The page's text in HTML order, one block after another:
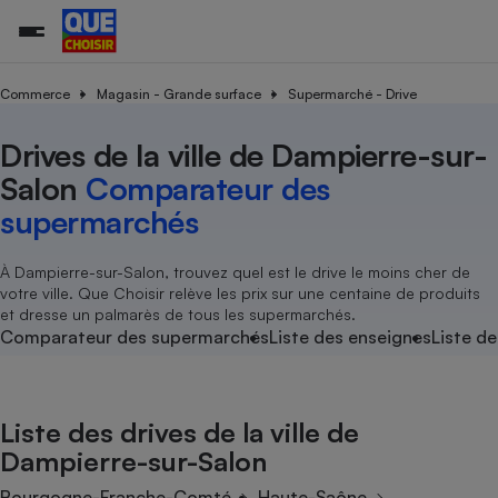
Commerce Magasin - Grande surface Supermarché - Drive
Drives de la ville de Dampierre-sur-
Salon Comparateur des
supermarchés
À Dampierre-sur-Salon, trouvez quel est le drive le moins cher de
votre ville. Que Choisir relève les prix sur une centaine de produits
et dresse un palmarès de tous les supermarchés.
Comparateur des supermarchésListe des enseignesListe
Liste des drives de la ville de
Dampierre-sur-Salon
Additifs
Nutrition
Assurance auto
Magasin - Grande surface
Marketing - Fidélisation
Organismes de défense
Système judiciaire
Air
Energie
Achat - Vente - Travaux
Location
Sport
Vacances - Tourisme
électrique
Démarche administrative
Senior
Service marchand
Train
Transport aérien
Toutes les actualités
Enquêtes
Guides d'achat
Conseils
Brèves
Tous les services
Soumettre un litige
Lettres types
Tous nos combats
Nos actions
Nos grandes victoires
Les billets de la présidente
Nos associations locales
Nous rejoindre
nous ?
L’association
Nos missions
Notre méthodologie
Notre financement
Nos partenaires
Nous rejoindre